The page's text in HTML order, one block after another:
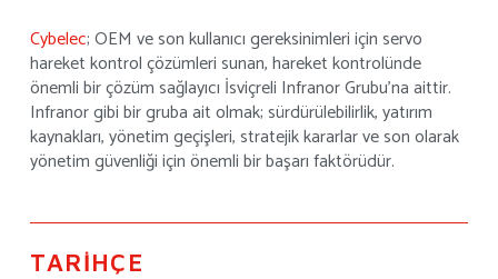
Cybelec; OEM ve son kullanıcı gereksinimleri için servo
hareket kontrol çözümleri sunan, hareket kontrolünde
önemli bir çözüm sağlayıcı İsviçreli Infranor Grubu’na aittir.
Infranor gibi bir gruba ait olmak; sürdürülebilirlik, yatırım
kaynakları, yönetim geçişleri, stratejik kararlar ve son olarak
yönetim güvenliği için önemli bir başarı faktörüdür.
TARİHÇE